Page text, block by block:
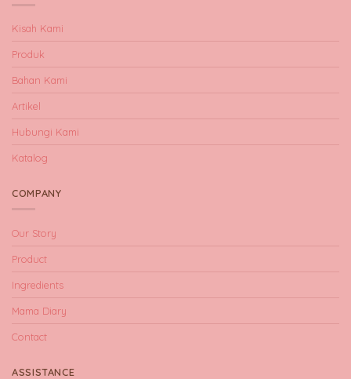
Kisah Kami
Produk
Bahan Kami
Artikel
Hubungi Kami
Katalog
COMPANY
Our Story
Product
Ingredients
Mama Diary
Contact
ASSISTANCE